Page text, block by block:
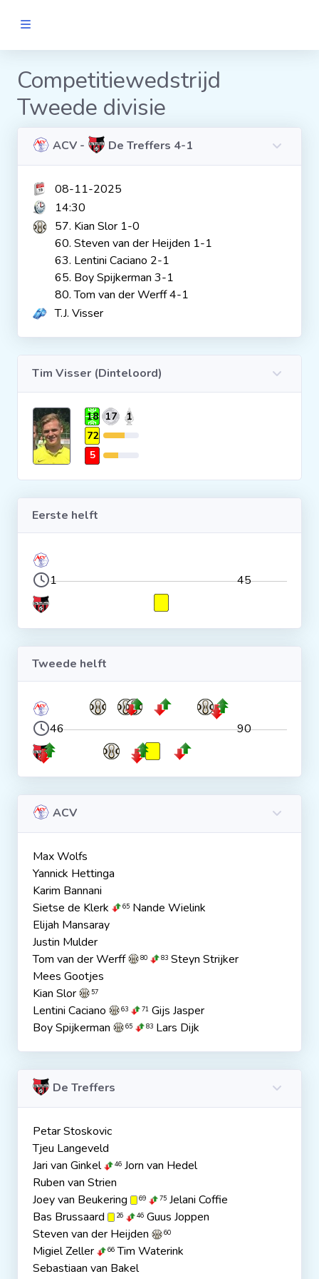
Clubs
Wedstrijden
Statistieken
Voetbalpiramide
VROUWEN
Clubs
Statistieken
Overige links
Competitiewedstrijd
Tweede divisie
ACV - De Treffers 4-1
08-11-2025
14:30
57. Kian Slor 1-0
60. Steven van der Heijden 1-1
63. Lentini Caciano 2-1
65. Boy Spijkerman 3-1
80. Tom van der Werff 4-1
T.J. Visser
Tim Visser (Dinteloord)
18 17
1
72
5
Eerste helft
1 45
Tweede helft
46 90
ACV
Max Wolfs
Yannick Hettinga
Karim Bannani
Sietse de Klerk
65 Nande Wielink
Elijah Mansaray
Justin Mulder
Tom van der Werff
80 83 Steyn Strijker
Mees Gootjes
Kian Slor
57
Lentini Caciano 63 71 Gijs Jasper
Boy Spijkerman
65 83 Lars Dijk
De Treffers
Petar Stoskovic
Tjeu Langeveld
Jari van Ginkel
46 Jorn van Hedel
Ruben van Strien
Joey van Beukering
69 75 Jelani Coffie
Bas Brussaard
26 46 Guus Joppen
Steven van der Heijden
60
Migiel Zeller 66 Tim Waterink
Sebastiaan van Bakel